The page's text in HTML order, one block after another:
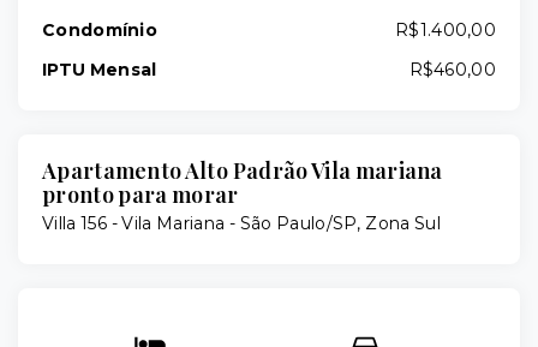
Condomínio
R$1.400,00
IPTU Mensal
R$460,00
Apartamento Alto Padrão Vila mariana
pronto para morar
Villa 156 -Vila Mariana - São Paulo/SP, Zona Sul